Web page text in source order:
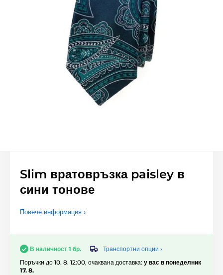
Slim вратовръзка paisley в
сини тонове
Повече информация ›
В наличност 1 бр.
Транспортни опции ›
Поръчки до 10. 8. 12:00, очаквана доставка: у вас в понеделник
17. 8.